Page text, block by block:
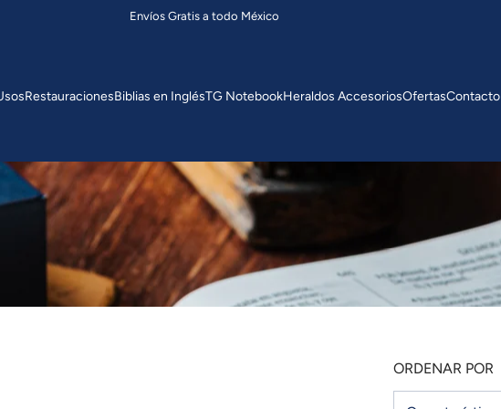
Envíos Gratis a todo México
RestauracionesBiblias en InglésTG NotebookHeraldos AccesoriosOfertasContacto
ORDENAR POR